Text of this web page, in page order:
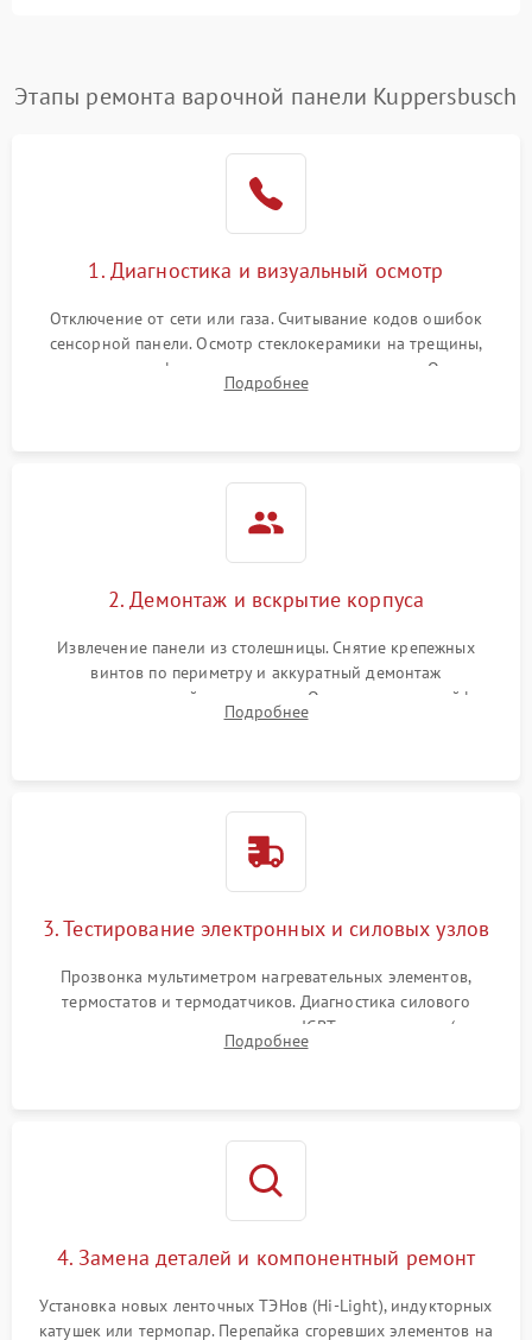
Этапы ремонта варочной панели Kuppersbusch
1. Диагностика и визуальный осмотр
Отключение от сети или газа. Считывание кодов ошибок
сенсорной панели. Осмотр стеклокерамики на трещины,
проверка конфорок на равномерность нагрева. Опрос
клиента о симптомах (не включается, не видит посуду,
Подробнее
2. Демонтаж и вскрытие корпуса
Извлечение панели из столешницы. Снятие крепежных
винтов по периметру и аккуратный демонтаж
стеклокерамической поверхности. Отсоединение шлейфов
сенсорного блока для доступа к силовым платам, катушкам
Подробнее
3. Тестирование электронных и силовых узлов
Прозвонка мультиметром нагревательных элементов,
термостатов и термодатчиков. Диагностика силового
модуля, реле, диодных мостов и IGBT-транзисторов (для
индукции). Проверка кранов и газ-контроля (для газовых
Подробнее
4. Замена деталей и компонентный ремонт
Установка новых ленточных ТЭНов (Hi-Light), индукторных
катушек или термопар. Перепайка сгоревших элементов на